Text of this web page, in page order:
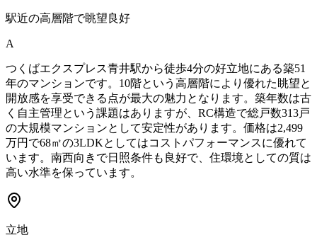
駅近の高層階で眺望良好
A
つくばエクスプレス青井駅から徒歩4分の好立地にある築51
年のマンションです。10階という高層階により優れた眺望と
開放感を享受できる点が最大の魅力となります。築年数は古
く自主管理という課題はありますが、RC構造で総戸数313戸
の大規模マンションとして安定性があります。価格は2,499
万円で68㎡の3LDKとしてはコストパフォーマンスに優れて
います。南西向きで日照条件も良好で、住環境としての質は
高い水準を保っています。
立地